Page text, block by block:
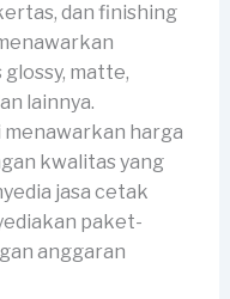
dan finishing
matte,
lainnya.
menawarkan harga
kwalitas yang
jasa cetak
paket-
anggaran